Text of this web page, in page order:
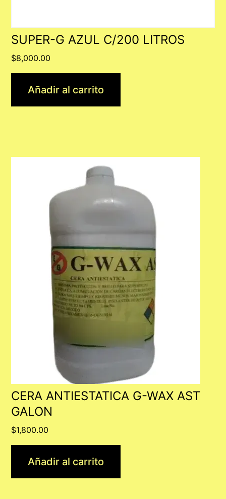
SUPER-G AZUL C/200 LITROS
$8,000.00
Añadir al carrito
CERA ANTIESTATICA G-WAX AST
GALON
$1,800.00
Añadir al carrito